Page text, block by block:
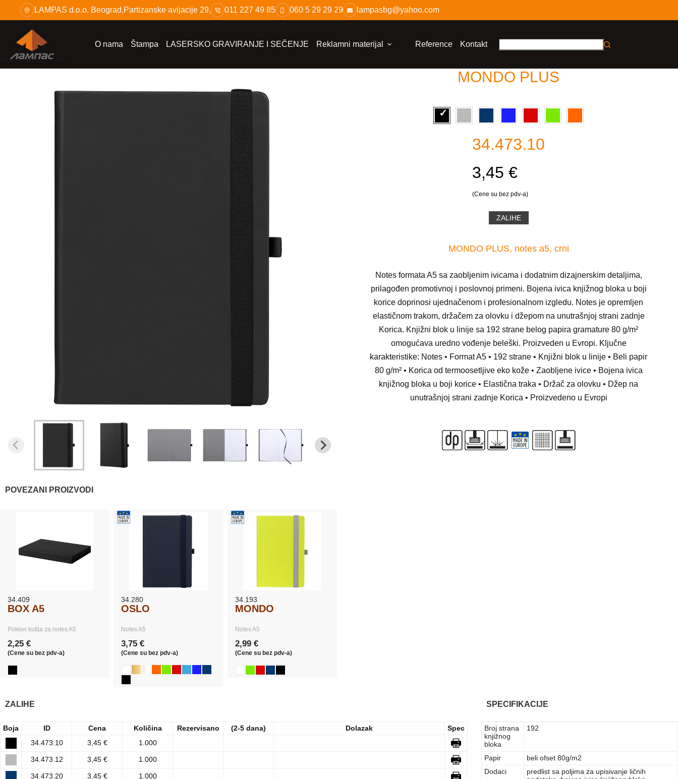
content
LAMPAS d.o.o. Beograd,Partizanske avijacije 29, 011 227 49 85 060 5 29 29 29 lampasbg@yahoo.com
O nama Štampa LASERSKO GRAVIRANJE I SEČENJE Reklamni materijal Reference
Kontakt
MONDO PLUS
34.473.10
3,45 €
(Cene su bez pdv-a)
ZALIHE
MONDO PLUS, notes a5, crni
Notes formata A5 sa zaobljenim ivicama i dodatnim dizajnerskim detaljima,
prilagođen promotivnoj i poslovnoj primeni. Bojena ivica knjižnog bloka u boji
korice doprinosi ujednačenom i profesionalnom izgledu. Notes je opremljen
elastičnom trakom, držačem za olovku i džepom na unutrašnjoj strani zadnje
Korica. Knjižni blok u linije sa 192 strane belog papira gramature 80 g/m²
omogućava uredno vođenje beleški. Proizveden u Evropi. Ključne
karakteristike: Notes • Format A5 • 192 strane • Knjižni blok u linije • Beli papir
80 g/m² • Korica od termoosetljive eko kože • Zaobljene ivice • Bojena ivica
knjižnog bloka u boji korice • Elastična traka • Držač za olovku • Džep na
unutrašnjoj strani zadnje Korica • Proizvedeno u Evropi
POVEZANI PROIZVODI
34.409
BOX A5
Poklon kutija za notes A5
2,25 €
(Cene su bez pdv-a)
34.280
OSLO
Notes A5
3,75 €
(Cene su bez pdv-a)
34.193
MONDO
Notes A5
2,99 €
(Cene su bez pdv-a)
ZALIHE
Boja ID Cena Količina Rezervisano (2-5 dana) Dolazak
Spec
34.473.10
3,45 € 1.000
34.473.12 3,45 € 1.000
34.473.20 3,45 € 1.000
SPECIFIKACIJE
Broj strana
knjižnog
bloka
192
Papir
beli ofset 80g/m2
Dodaci
predlist sa poljima za upisivanje ličnih